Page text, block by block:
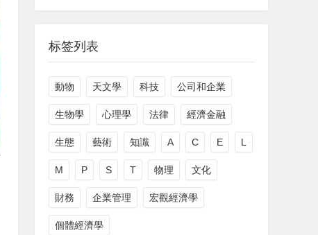
标签列表
動物 天文學 科技 公司和企業
生物學 心理學 法律 經濟金融
生態 藝術 知識 A C E L
M P S T 物理 文化
財務 企業管理 宏觀經濟學
個體經濟學